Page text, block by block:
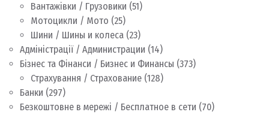
Вантажівки / Грузовики (51)
Мотоцикли / Мото (25)
Шини / Шины и колеса (23)
Адміністрації / Администрации (14)
Бізнес та Фінанси / Бизнес и Финансы (373)
Страхування / Страхование (128)
Банки (297)
Безкоштовне в мережі / Бесплатное в сети (70)